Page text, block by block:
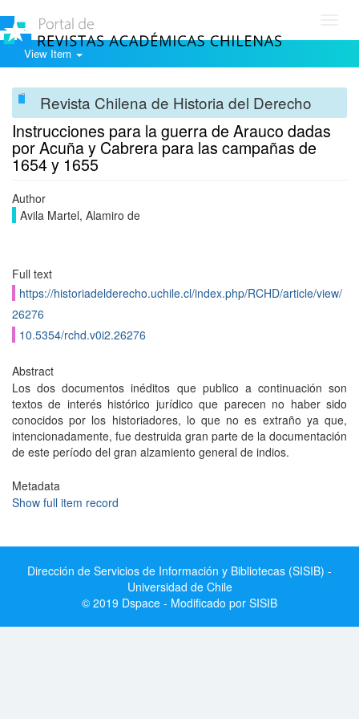
View Item
Revista Chilena de Historia del Derecho
Instrucciones para la guerra de Arauco dadas
por Acuña y Cabrera para las campañas de
1654 y 1655
Author
Avila Martel, Alamiro de
Full text
https://historiadelderecho.uchile.cl/index.php/RCHD/article/view/
26276
10.5354/rchd.v0i2.26276
Abstract
Los dos documentos inéditos que publico a continuación son
textos de interés histórico jurídico que parecen no haber sido
conocidos por los historiadores, lo que no es extraño ya que,
intencionadamente, fue destruida gran parte de la documentación
de este período del gran alzamiento general de indios.
Metadata
Show full item record
Dirección de Servicios de Información y Bibliotecas (SISIB) -
Universidad de Chile
© 2019 Dspace - Modificado por SISIB